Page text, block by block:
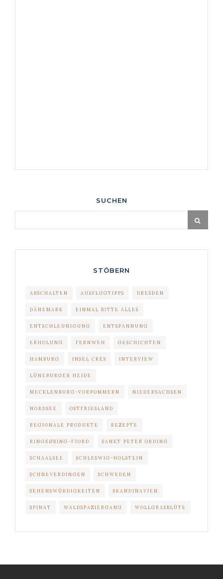
SUCHEN
STÖBERN
ABSCHALTEN AUSFLUGTIPPS DRESDEN
DÄNEMARK EINMAL BITTE ALLES
ENTSCHLEUNIGUNG ENTSPANNUNG
ERHOLUNG FERNWEH GESCHICHTEN
HAMBURG INSEL CRES INTERVIEW
LÜNEBURGER HEIDE
MECKLENBURG-VORPOMMERN NIEDERSACHSEN
NORDSEE OSTFRIESLAND
REGIONALE PRODUKTE REZEPTE
RINGKØBING-FJORD SANKT PETER ORDING
SCHAALSEE SCHLESWIG-HOLSTEIN
SCHNEVERDINGEN SCHWEDEN
SEHENSWÜRDIGKEITEN SKANDINAVIEN
SPINAT WALDSPAZIERGANG WOLLGRASBLÜTE